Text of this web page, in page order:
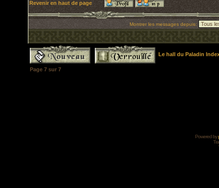
Revenir en haut de page
Montrer les messages depuis:
Le hall du Paladin
Page 7sur 7
Powered by